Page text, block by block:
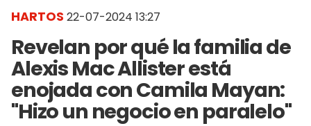
HARTOS 22-07-2024 13:27
Revelan por qué la familia de
Alexis Mac Allister está
enojada con Camila Mayan:
"Hizo un negocio en paralelo"